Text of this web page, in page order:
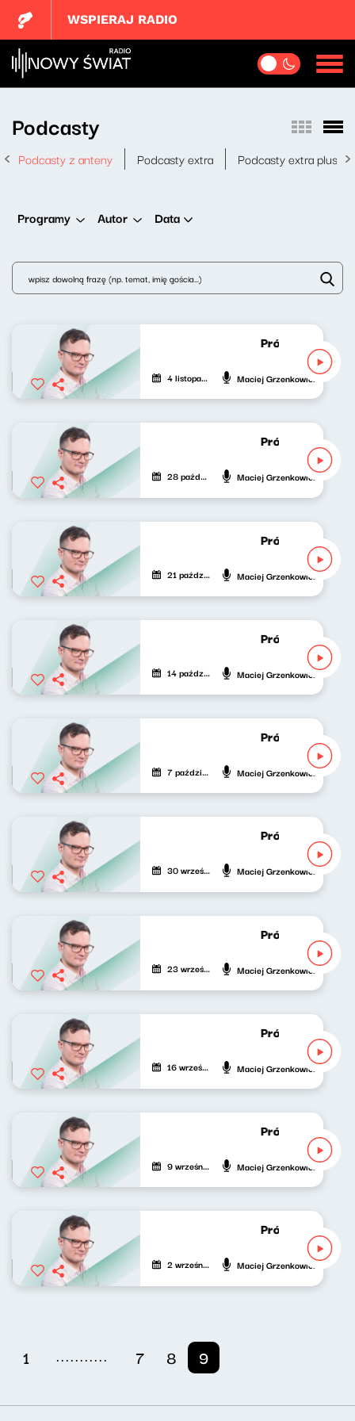
WSPIERAJ RADIO
Podcasty
Podcasty z anteny Podcasty extra Podcasty extra plus
Programy Autor Data
Próbny lot
4 listopada 2020 Maciej Grzenkowicz
Próbny lot
28 października 2020 Maciej Grzenkowicz
Próbny lot
21 października 2020 Maciej Grzenkowicz
Próbny lot
14 października 2020 Maciej Grzenkowicz
Próbny lot
7 października 2020 Maciej Grzenkowicz
Próbny lot
30 września 2020 Maciej Grzenkowicz
Próbny lot
23 września 2020 Maciej Grzenkowicz
Próbny lot
16 września 2020 Maciej Grzenkowicz
Próbny lot
9 września 2020 Maciej Grzenkowicz
Próbny lot
2 września 2020 Maciej Grzenkowicz
1 ........... 7 8 9